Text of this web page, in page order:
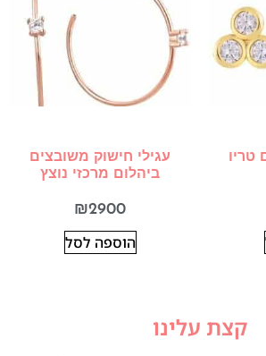
טריו
עגילי חישוק משובצים
ביהלום מרכזי נוצץ
₪2900
הוספה לסל
קצת עלינו